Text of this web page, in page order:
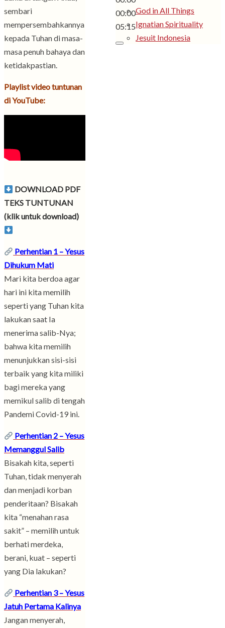
sembari
mempersembahkannya
kepada Tuhan di masa-
masa penuh bahaya dan
ketidakpastian.
Playlist video tuntunan
di YouTube:
DOWNLOAD PDF
TEKS TUNTUNAN
(klik untuk download)
Perhentian 1 – Yesus
Dihukum Mati
Mari kita berdoa agar
hari ini kita memilih
seperti yang Tuhan kita
lakukan saat Ia
menerima salib-Nya;
bahwa kita memilih
menunjukkan sisi-sisi
terbaik yang kita miliki
bagi mereka yang
memikul salib di tengah
Pandemi Covid-19 ini.
Perhentian 2 – Yesus
Memanggul Salib
Bisakah kita, seperti
Tuhan, tidak menyerah
dan menjadi korban
penderitaan? Bisakah
kita “menahan rasa
sakit” – memilih untuk
berhati merdeka,
berani, kuat – seperti
yang Dia lakukan?
Perhentian 3 – Yesus
Jatuh Pertama Kalinya
Jangan menyerah,
00:00
05:15
God in All Things
Ignatian Spirituality
Jesuit Indonesia